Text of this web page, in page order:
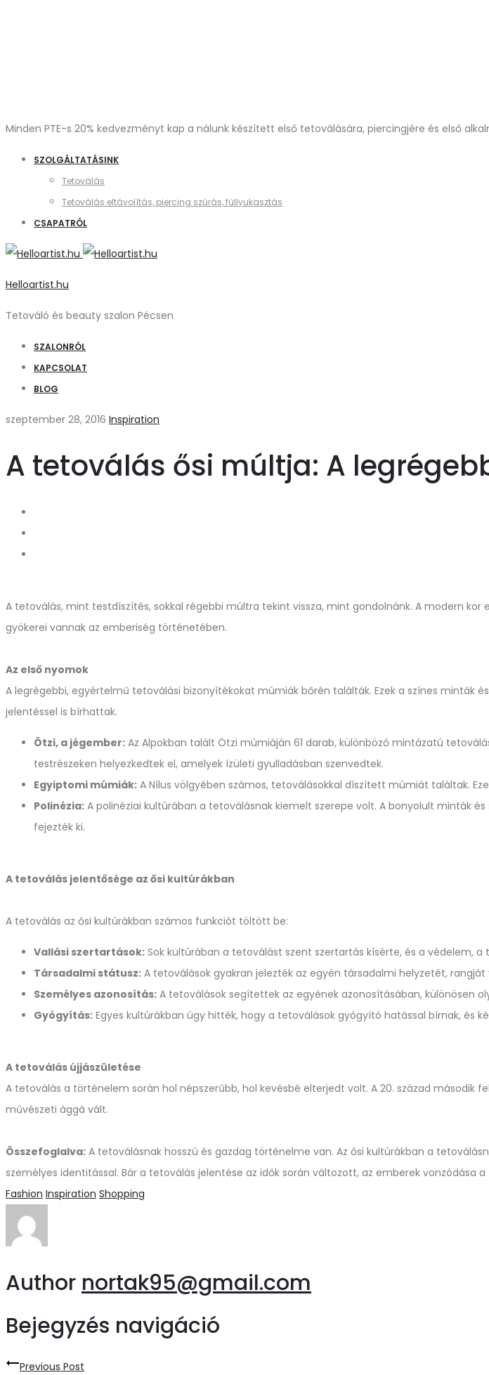
Minden PTE-s 20% kedvezményt kap a nálunk készített első tetoválására, piercingjére és első
SZOLGÁLTATÁSINK
Tetoválás
Tetoválás eltávolítás, piercing szúrás, füllyukasztás
CSAPATRÓL
Helloartist.hu
Tetováló és beauty szalon Pécsen
SZALONRÓL
KAPCSOLAT
BLOG
szeptember 28, 2016 Inspiration
A tetoválás ősi múltja: A
A tetoválás, mint testdíszítés, sokkal régebbi múltra tekint vissza, mint gondolnánk. A modern
gyökerei vannak az emberiség történetében.
Az első nyomok
A legrégebbi, egyértelmű tetoválási bizonyítékokat múmiák bőrén találták. Ezek a színes minták
jelentéssel is bírhattak.
Ötzi, a jégember: Az Alpokban talált Ötzi múmiáján 61 darab, különböző mintázatú
testrészeken helyezkedtek el, amelyek ízületi gyulladásban szenvedtek.
Egyiptomi múmiák: A Nílus völgyében számos, tetoválásokkal díszített múmiát találtak.
Polinézia: A polinéziai kultúrában a tetoválásnak kiemelt szerepe volt. A bonyolult minták
fejezték ki.
A tetoválás jelentősége az ősi kultúrákban
A tetoválás az ősi kultúrákban számos funkciót töltött be:
Vallási szertartások: Sok kultúrában a tetoválást szent szertartás kísérte, és a védelem,
Társadalmi státusz: A tetoválások gyakran jelezték az egyén társadalmi helyzetét, rangját
Személyes azonosítás: A tetoválások segítettek az egyének azonosításában, különösen
Gyógyítás: Egyes kultúrákban úgy hitték, hogy a tetoválások gyógyító hatással bírnak, és
A tetoválás újjászületése
A tetoválás a történelem során hol népszerűbb, hol kevésbé elterjedt volt. A 20. század
művészeti ággá vált.
Összefoglalva: A tetoválásnak hosszú és gazdag történelme van. Az ősi kultúrákban a
személyes identitással. Bár a tetoválás jelentése az idők során változott, az emberek vonzódása
Fashion Inspiration Shopping
Authornortak95@gmail.com
Bejegyzés navigáció
Previous Post